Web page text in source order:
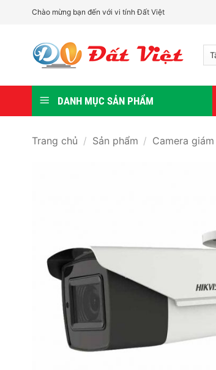
Chào mừng bạn đến với vi tính Đất Việt
DANH MỤC SẢN PHẨM
Trang chủ / Sản phẩm / Camera